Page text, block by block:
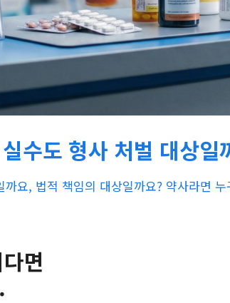
수도 형사 처벌 대상일
요, 법적 책임의 대상일까요? 약사라면
면